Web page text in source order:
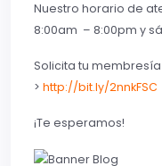
Nuestro horario de
8:00am – 8:00pm y
Solicita tu
> http://bit.ly/2nnkFSC
¡Te esperamos!